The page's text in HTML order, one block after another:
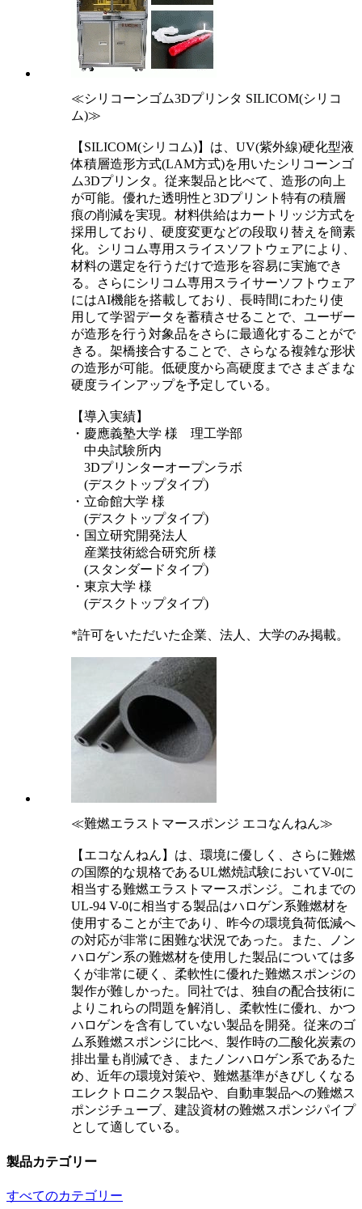
≪シリコーンゴム3Dプリンタ SILICOM(シリコ
ム)≫
【SILICOM(シリコム)】は、UV(紫外線)硬化型液
体積層造形方式(LAM方式)を用いたシリコーンゴ
ム3Dプリンタ。従来製品と比べて、造形の向上
が可能。優れた透明性と3Dプリント特有の積層
痕の削減を実現。材料供給はカートリッジ方式を
採用しており、硬度変更などの段取り替えを簡素
化。シリコム専用スライスソフトウェアにより、
材料の選定を行うだけで造形を容易に実施でき
る。さらにシリコム専用スライサーソフトウェア
にはAI機能を搭載しており、長時間にわたり使
用して学習データを蓄積させることで、ユーザー
が造形を行う対象品をさらに最適化することがで
きる。架橋接合することで、さらなる複雑な形状
の造形が可能。低硬度から高硬度までさまざまな
硬度ラインアップを予定している。
【導入実績】
・慶應義塾大学 様 理工学部
中央試験所内
3Dプリンターオープンラボ
(デスクトップタイプ)
・立命館大学 様
(デスクトップタイプ)
・国立研究開発法人
産業技術総合研究所 様
(スタンダードタイプ)
・東京大学 様
(デスクトップタイプ)
*許可をいただいた企業、法人、大学のみ掲載。
≪難燃エラストマースポンジ エコなんねん≫
【エコなんねん】は、環境に優しく、さらに難燃
の国際的な規格であるUL燃焼試験においてV-0に
相当する難燃エラストマースポンジ。これまでの
UL-94 V-0に相当する製品はハロゲン系難燃材を
使用することが主であり、昨今の環境負荷低減へ
の対応が非常に困難な状況であった。また、ノン
ハロゲン系の難燃材を使用した製品については多
くが非常に硬く、柔軟性に優れた難燃スポンジの
製作が難しかった。同社では、独自の配合技術に
よりこれらの問題を解消し、柔軟性に優れ、かつ
ハロゲンを含有していない製品を開発。従来のゴ
ム系難燃スポンジに比べ、製作時の二酸化炭素の
排出量も削減でき、またノンハロゲン系であるた
め、近年の環境対策や、難燃基準がきびしくなる
エレクトロニクス製品や、自動車製品への難燃ス
ポンジチューブ、建設資材の難燃スポンジパイプ
として適している。
製品カテゴリー
すべてのカテゴリー